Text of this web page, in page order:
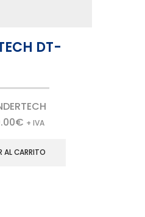
DT-
€ + IVA
AL CARRITO